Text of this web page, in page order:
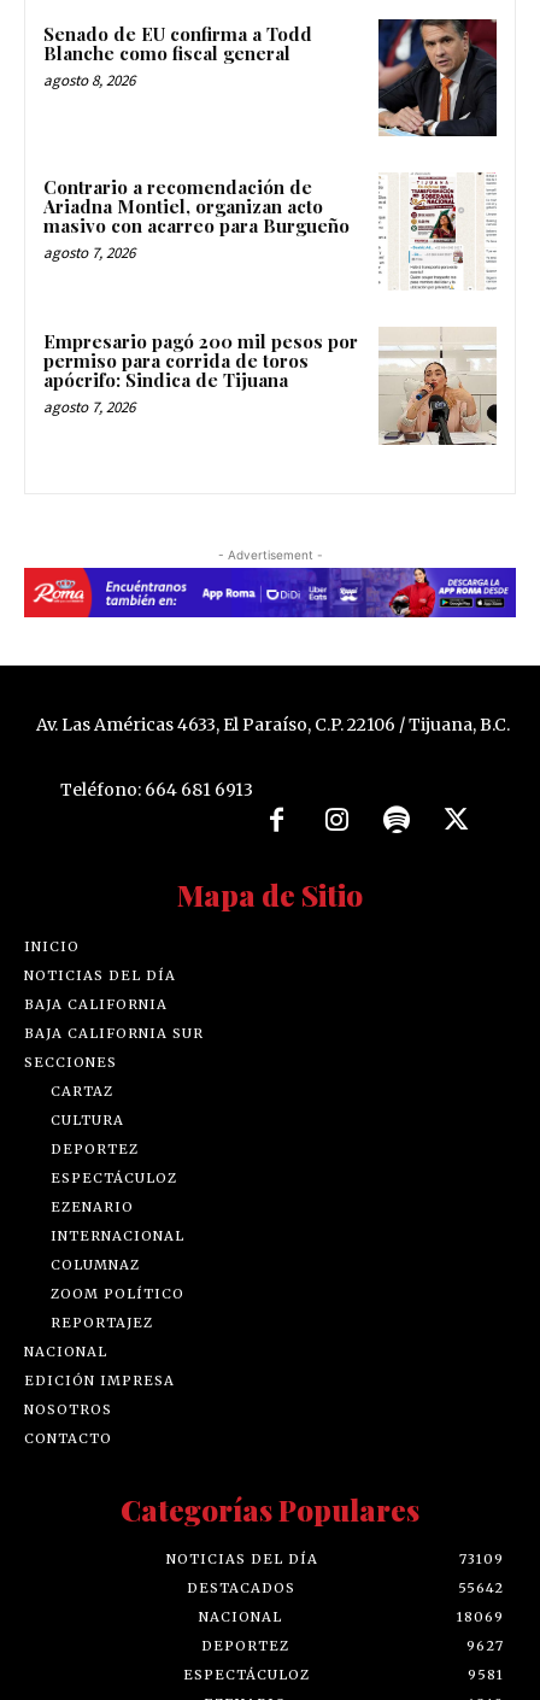
Senado de EU confirma a Todd
Blanche como fiscal general
agosto 8, 2026
Contrario a recomendación de
Ariadna Montiel, organizan acto
masivo con acarreo para Burgueño
agosto 7, 2026
Empresario pagó 200 mil pesos por
permiso para corrida de toros
apócrifo: Sindica de Tijuana
agosto 7, 2026
- Advertisement -
Av. Las Américas 4633, El Paraíso, C.P. 22106 / Tijuana, B.C.
Teléfono: 664 681 6913
Mapa de Sitio
INICIO
NOTICIAS DEL DÍA
BAJA CALIFORNIA
BAJA CALIFORNIA SUR
SECCIONES
CARTAZ
CULTURA
DEPORTEZ
ESPECTÁCULOZ
EZENARIO
INTERNACIONAL
COLUMNAZ
ZOOM POLÍTICO
REPORTAJEZ
NACIONAL
EDICIÓN IMPRESA
NOSOTROS
CONTACTO
Categorías Populares
NOTICIAS DEL DÍA
73109
DESTACADOS
55642
NACIONAL
18069
DEPORTEZ
9627
ESPECTÁCULOZ
9581